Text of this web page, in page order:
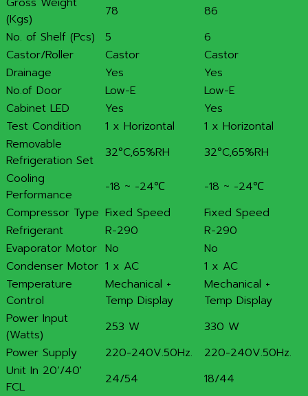
(Kgs)
78
86
No. of Shelf (Pcs)
5
6
Castor/Roller
Castor
Castor
Drainage
Yes
Yes
No.of Door
Low-E
Low-E
Cabinet LED
Yes
Yes
Test Condition
1 x Horizontal
1 x Horizontal
Removable
Refrigeration Set
32°C,65%RH
32°C,65%RH
Cooling
Performance
-18 ~ -24℃
-18 ~ -24℃
Compressor Type Fixed Speed
Fixed Speed
Refrigerant
R-290
R-290
Evaporator Motor No
No
Condenser Motor 1 x AC
1 x AC
Temperature
Control
Mechanical +
Temp Display
Mechanical +
Temp Display
Power Input
(Watts)
253 W
330 W
Power Supply
220-240V.50Hz.
220-240V.50Hz.
Unit In 20’/40′
FCL
24/54 18/44